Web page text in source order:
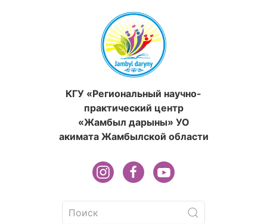
КГУ «Региональный научно-
практический центр
«Жамбыл дарыны» УО
акимата Жамбылской области